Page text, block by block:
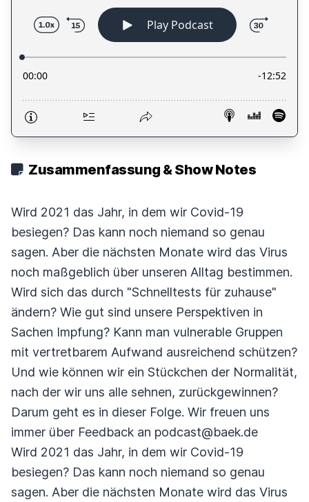
Zusammenfassung & Show Notes
Wird 2021 das Jahr, in dem wir Covid-19
besiegen? Das kann noch niemand so genau
sagen. Aber die nächsten Monate wird das Virus
noch maßgeblich über unseren Alltag bestimmen.
Wird sich das durch "Schnelltests für zuhause"
ändern? Wie gut sind unsere Perspektiven in
Sachen Impfung? Kann man vulnerable Gruppen
mit vertretbarem Aufwand ausreichend schützen?
Und wie können wir ein Stückchen der Normalität,
nach der wir uns alle sehnen, zurückgewinnen?
Darum geht es in dieser Folge. Wir freuen uns
immer über Feedback an podcast@baek.de
Wird 2021 das Jahr, in dem wir Covid-19
besiegen? Das kann noch niemand so genau
sagen. Aber die nächsten Monate wird das Virus